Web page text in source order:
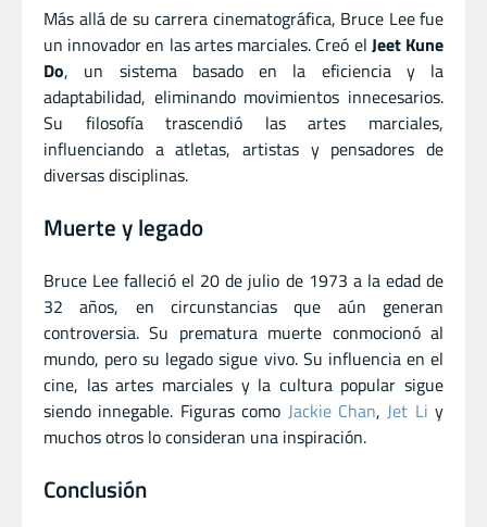
Más allá de su carrera cinematográfica, Bruce Lee fue
un innovador en las artes marciales. Creó el Jeet Kune
Do, un sistema basado en la eficiencia y la
adaptabilidad, eliminando movimientos innecesarios.
Su filosofía trascendió las artes marciales,
influenciando a atletas, artistas y pensadores de
diversas disciplinas.
Muerte y legado
Bruce Lee falleció el 20 de julio de 1973 a la edad de
32 años, en circunstancias que aún generan
controversia. Su prematura muerte conmocionó al
mundo, pero su legado sigue vivo. Su influencia en el
cine, las artes marciales y la cultura popular sigue
siendo innegable. Figuras como Jackie Chan,Jet Li y
muchos otros lo consideran una inspiración.
Conclusión